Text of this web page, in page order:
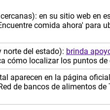
en su sitio web en
comida ahora' para
norte del estado): brinda
cómo localizar los puntos
aparecen en la página
de bancos de alimentos de